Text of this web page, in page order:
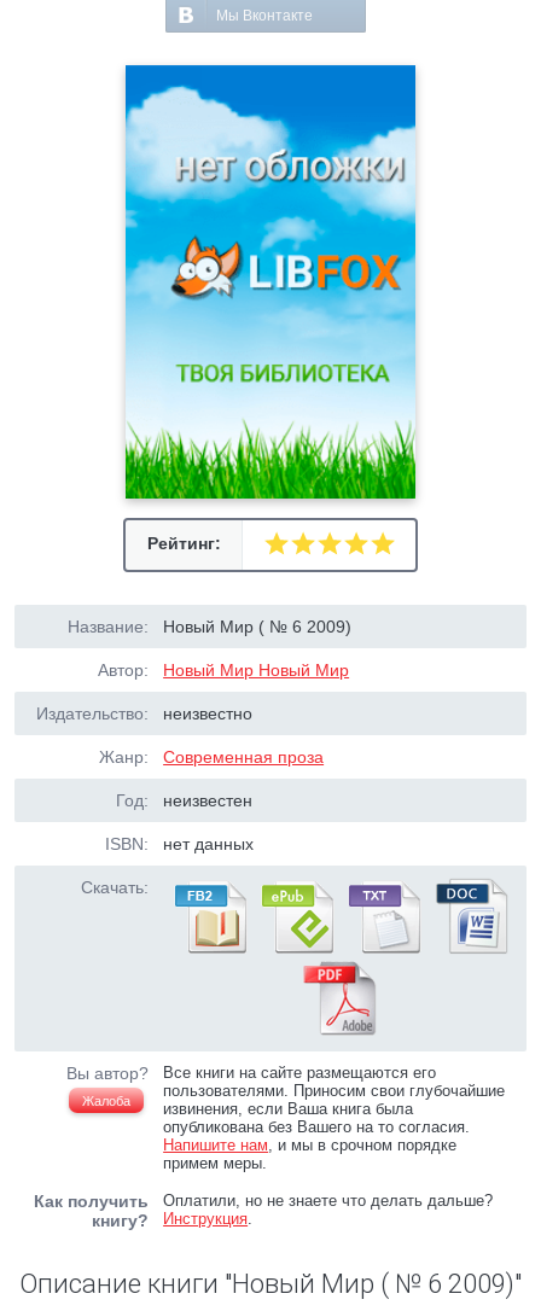
Мы Вконтакте
Рейтинг:
Название: Новый Мир ( № 6 2009)
Автор: Новый Мир Новый Мир
Издательство: неизвестно
Жанр: Современная проза
Год: неизвестен
ISBN: нет данных
Скачать:
Вы автор?
Жалоба
Все книги на сайте размещаются его
пользователями. Приносим свои глубочайшие
извинения, если Ваша книга была
опубликована без Вашего на то согласия.
Напишите нам, и мы в срочном порядке
примем меры.
Как получить
книгу?
Оплатили, но не знаете что делать дальше?
Инструкция.
Описание книги "Новый Мир ( № 6 2009)"